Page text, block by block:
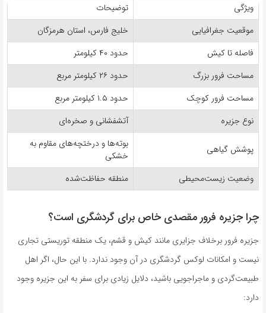
ویژگی
توضیحات
موقعیت جغرافیایی
خلیج فارس، استان هرمزگان
فاصله تا کیش
حدود ۴۰ کیلومتر
مساحت فرور بزرگ
حدود ۲۶ کیلومتر مربع
مساحت فرور کوچک
حدود ۱.۵ کیلومتر مربع
نوع جزیره
آتشفشانی و صخره‌ای
پوشش گیاهی
بوته‌ها و درختچه‌های مقاوم به
خشکی
وضعیت زیست‌محیطی
منطقه حفاظت‌شده
چرا جزیره فرور مقصدی خاص برای گردشگری است؟
جزیره فرور برخلاف جزایری مانند کیش و قشم، یک منطقه توریستی تجاری
نیست و امکانات لوکس گردشگری در آن وجود ندارد. با این حال، اگر اهل
طبیعت‌گردی و ماجراجویی باشید، دلایل زیادی برای سفر به این جزیره وجود
دارد: